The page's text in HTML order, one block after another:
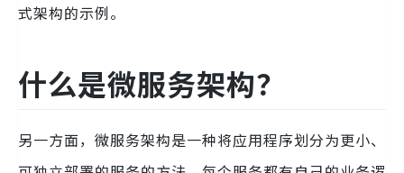
式架构的示例。
什么是微服务架构？
另一方面，微服务架构是一种将应用程序划分为更小、